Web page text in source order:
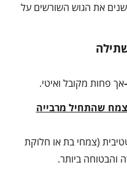
את הגוש השורשים על
אך פחות מקובל ואיטי.
שהתחיל מרבייה
(צמחי בת או חלוקת
והבטוחה ביותר.